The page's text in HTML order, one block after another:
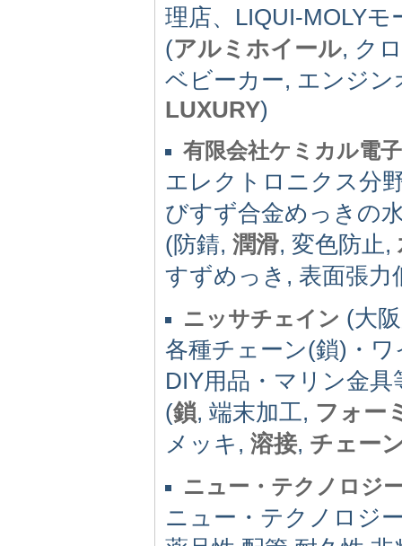
理店、LIQUI-MOLY
(アルミホイール, ク
ベビーカー, エンジ
LUXURY)
有限会社ケミカル電子
エレクトロニクス分
びすず合金めっきの
(防錆, 潤滑, 変色防止,
すずめっき, 表面張力
ニッサチェイン (大
各種チェーン(鎖)・
DIY用品・マリン金
(鎖, 端末加工, フォー
メッキ, 溶接, チェー
ニュー・テクノロジ
ニュー・テクノロジ